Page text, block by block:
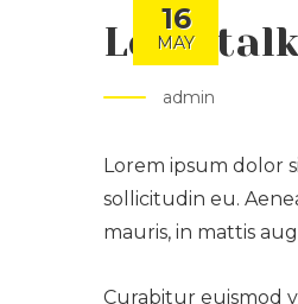
16
MAY
Let’s
admin
Lorem ipsum dolor
sollicitudin eu.
mauris, in mattis
Curabitur euismod